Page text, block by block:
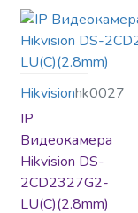
Видеодомофоны
Видеонаблюдение
Hikvisionhk0027
IP
Видеокамера
Hikvision DS-
2CD2327G2-
LU(C)(2.8mm)